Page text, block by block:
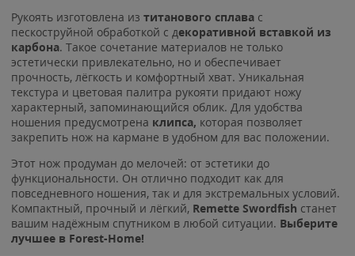
Рукоять изготовлена из титанового сплава с
пескоструйной обработкой с декоративной вставкой из
карбона. Такое сочетание материалов не только
эстетически привлекательно, но и обеспечивает
прочность, лёгкость и комфортный хват. Уникальная
текстура и цветовая палитра рукояти придают ножу
характерный, запоминающийся облик. Для удобства
ношения предусмотрена клипса, которая позволяет
закрепить нож на кармане в удобном для вас положении.
Этот нож продуман до мелочей: от эстетики до
функциональности. Он отлично подходит как для
повседневного ношения, так и для экстремальных условий.
Компактный, прочный и лёгкий, Remette Swordfish станет
вашим надёжным спутником в любой ситуации. Выберите
лучшее в Forest-Home!